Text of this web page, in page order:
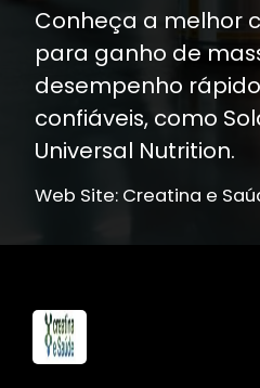
Conheça a melhor
para ganho de
desempenho
confiáveis, como
Universal Nutrition.
Web Site: Creatina e